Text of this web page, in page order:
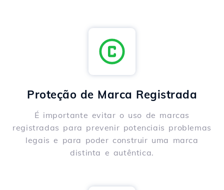
Proteção de Marca Registrada
É importante evitar o uso de marcas
registradas para prevenir potenciais problemas
legais e para poder construir uma marca
distinta e autêntica.